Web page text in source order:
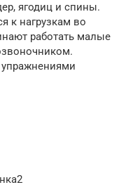
ягодиц и спины.
к нагрузкам во
работать малые
упражнениями